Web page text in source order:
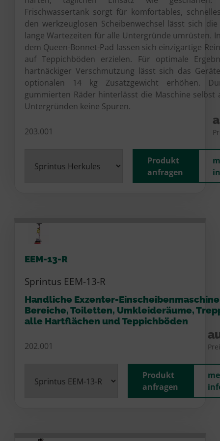
Frischwassertank sorgt für komfortables,
den werkzeuglosen Scheibenwechsel lässt sich
lange Wartezeiten für alle Untergründe umrüsten.
dem Queen-Bonnet-Pad lassen sich einzigartige
auf Teppichböden erzielen. Für optimale
hartnäckiger Verschmutzung lässt sich das
optionalen 14 kg Zusatzgewicht erhöhen.
gummierten Räder hinterlässt die Maschine selbst
Untergründen keine Spuren.
203.001
Produkt
anfragen
EEM-13-R
Sprintus EEM-13-R
Handliche Exzenter-Einscheibenmaschine
Bereiche, Toiletten, Umkleideräume,
alle Hartflächen und Teppichböden
202.001
Produkt
anfragen